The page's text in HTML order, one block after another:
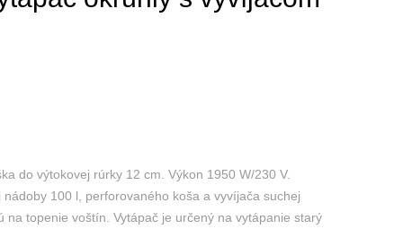
do výtokovej rúrky 12 cm. Výkon 1950 W/230 V.
100 l, perforovaného koša a vyvíjača suchej
na topenie voštín. Vytápač je určený na vytápanie starý